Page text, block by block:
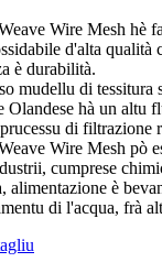
Wire Mesh hè
d'alta qualità
è durabilità.
mudellu di tessitura
Olandese hà un altu
di filtrazione
Wire Mesh pò
cumprese
alimentazione è
di l'acqua, frà